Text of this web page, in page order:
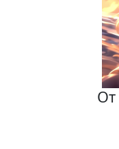
От